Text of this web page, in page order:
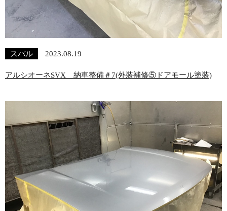
スバル 2023.08.19
アルシオーネSVX 納車整備＃7(外装補修⑤ドアモール塗装)